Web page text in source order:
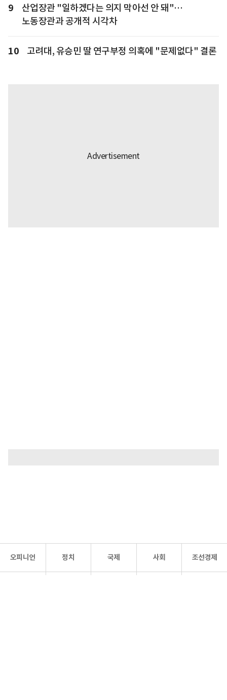
9
산업장관 "일하겠다는 의지 막아선 안 돼"…
노동장관과 공개적 시각차
10 고려대, 유승민 딸 연구부정 의혹에 "문제없다" 결론
오피니언 정치 국제 사회 조선경제